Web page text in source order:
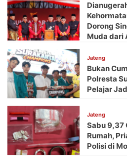
Dorong
Muda dari
Jateng
Bukan
Polresta
Pelajar
Jateng
Sabu 9,37
Rumah,
Polisi di